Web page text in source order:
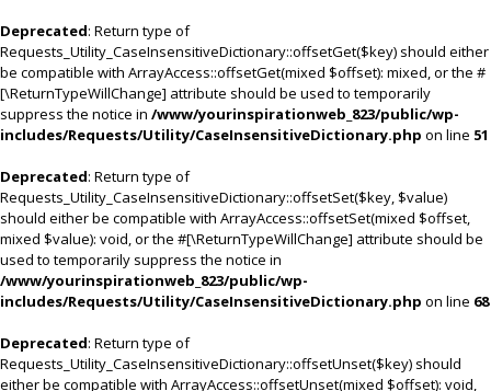
Deprecated: Return type of
Requests_Utility_CaseInsensitiveDictionary::offsetGet($key) should either
be compatible with ArrayAccess::offsetGet(mixed $offset): mixed, or the #
[\ReturnTypeWillChange] attribute should be used to temporarily
suppress the notice in /www/yourinspirationweb_823/public/wp-
includes/Requests/Utility/CaseInsensitiveDictionary.php on line 51
Deprecated: Return type of
Requests_Utility_CaseInsensitiveDictionary::offsetSet($key, $value)
should either be compatible with ArrayAccess::offsetSet(mixed $offset,
mixed $value): void, or the #[\ReturnTypeWillChange] attribute should be
used to temporarily suppress the notice in
/www/yourinspirationweb_823/public/wp-
includes/Requests/Utility/CaseInsensitiveDictionary.php on line 68
Deprecated: Return type of
Requests_Utility_CaseInsensitiveDictionary::offsetUnset($key) should
either be compatible with ArrayAccess::offsetUnset(mixed $offset): void,